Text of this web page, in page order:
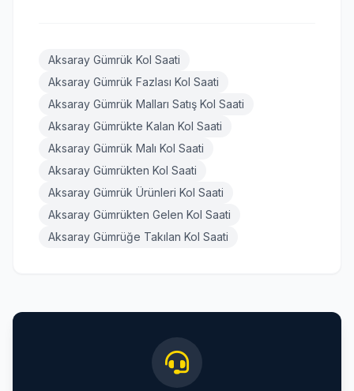
Aksaray Gümrük Kol Saati
Aksaray Gümrük Fazlası Kol Saati
Aksaray Gümrük Malları Satış Kol Saati
Aksaray Gümrükte Kalan Kol Saati
Aksaray Gümrük Malı Kol Saati
Aksaray Gümrükten Kol Saati
Aksaray Gümrük Ürünleri Kol Saati
Aksaray Gümrükten Gelen Kol Saati
Aksaray Gümrüğe Takılan Kol Saati